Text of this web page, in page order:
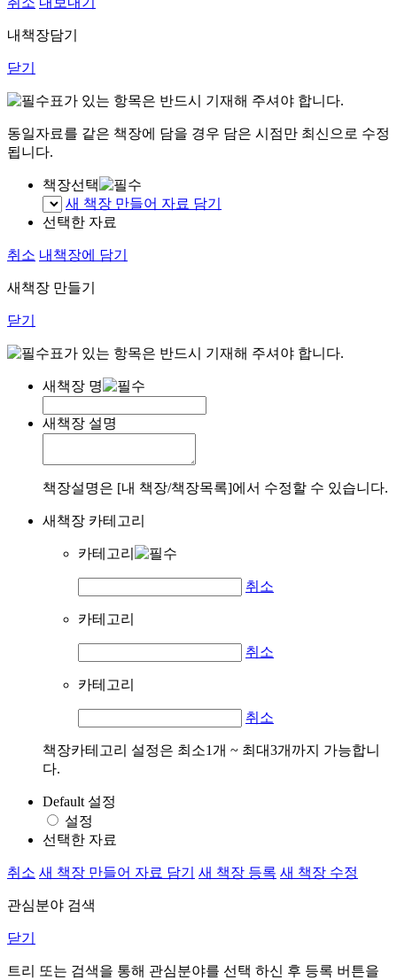
내책장담기
닫기
표가 있는 항목은 반드시 기재해 주셔야 합니다.
동일자료를 같은 책장에 담을 경우 담은 시점만 최신으로 수정
됩니다.
책장선택
새 책장 만들어 자료 담기
선택한 자료
취소 내책장에 담기
새책장 만들기
닫기
표가 있는 항목은 반드시 기재해 주셔야 합니다.
새책장 명
새책장 설명
책장설명은 [내 책장/책장목록]에서 수정할 수 있습니다.
새책장 카테고리
카테고리
취소
카테고리
취소
카테고리
취소
책장카테고리 설정은 최소1개 ~ 최대3개까지 가능합니
다.
Default 설정
설정
선택한 자료
취소 새 책장 만들어 자료 담기 새 책장 등록 새 책장 수정
관심분야 검색
닫기
트리 또는 검색을 통해 관심분야를 선택 하신 후 등록 버튼을